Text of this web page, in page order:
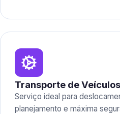
Transporte de Veículos
Serviço ideal para
planejamento e máxima